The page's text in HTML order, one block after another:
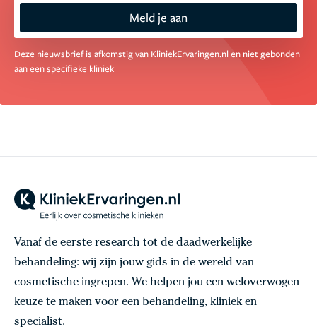
Meld je aan
Deze nieuwsbrief is afkomstig van KliniekErvaringen.nl en niet gebonden
aan een specifieke kliniek
Vanaf de eerste research tot de daadwerkelijke
behandeling: wij zijn jouw gids in de wereld van
cosmetische ingrepen. We helpen jou een weloverwogen
keuze te maken voor een behandeling, kliniek en
specialist.